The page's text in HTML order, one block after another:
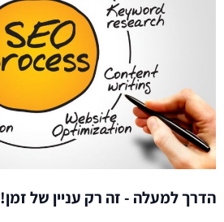
הדרך למעלה - זה רק עניין של זמן!